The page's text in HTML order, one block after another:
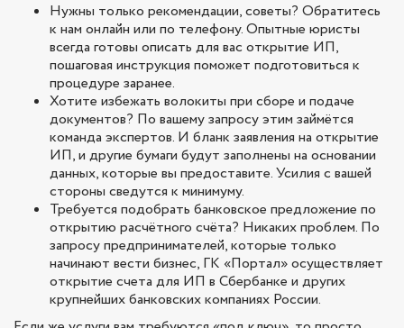
Нужны только рекомендации, советы? Обратитесь
к нам онлайн или по телефону. Опытные юристы
всегда готовы описать для вас открытие ИП,
пошаговая инструкция поможет подготовиться к
процедуре заранее.
Хотите избежать волокиты при сборе и подаче
документов? По вашему запросу этим займётся
команда экспертов. И бланк заявления на открытие
ИП, и другие бумаги будут заполнены на основании
данных, которые вы предоставите. Усилия с вашей
стороны сведутся к минимуму.
Требуется подобрать банковское предложение по
открытию расчётного счёта? Никаких проблем. По
запросу предпринимателей, которые только
начинают вести бизнес, ГК «Портал» осуществляет
открытие счета для ИП в Сбербанке и других
крупнейших банковских компаниях России.